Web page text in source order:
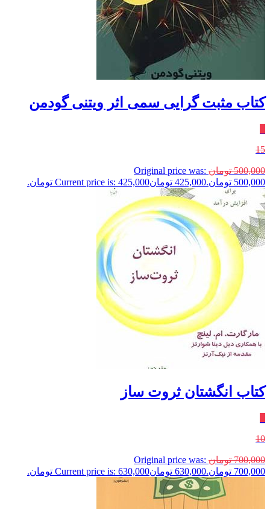
کتاب مثبت گرایی سمی اثر ویتنی گودمن
15
500,000 تومان Original price was:
500,000 تومان.
425,000 تومانCurrent price is: 425,000 تومان.
کتاب انگشتان ثروت ساز
10
700,000 تومان Original price was:
700,000 تومان.
630,000 تومانCurrent price is: 630,000 تومان.